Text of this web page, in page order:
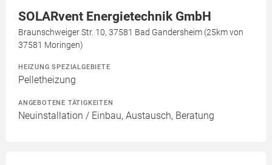
SOLARvent Energietechnik GmbH
Braunschweiger Str. 10, 37581 Bad Gandersheim (25km von
37581 Moringen)
HEIZUNG SPEZIALGEBIETE
Pelletheizung
ANGEBOTENE TÄTIGKEITEN
Neuinstallation / Einbau, Austausch, Beratung